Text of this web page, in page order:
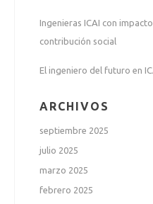
Ingenieras ICAI con
contribución social
El ingeniero del futuro en
ARCHIVOS
septiembre 2025
julio 2025
marzo 2025
febrero 2025